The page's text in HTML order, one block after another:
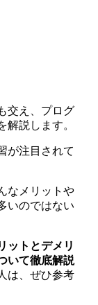
交え、プログ
解説します。
が注目されて
なメリットや
いのではない
ットとデメリ
いて徹底解説
は、ぜひ参考